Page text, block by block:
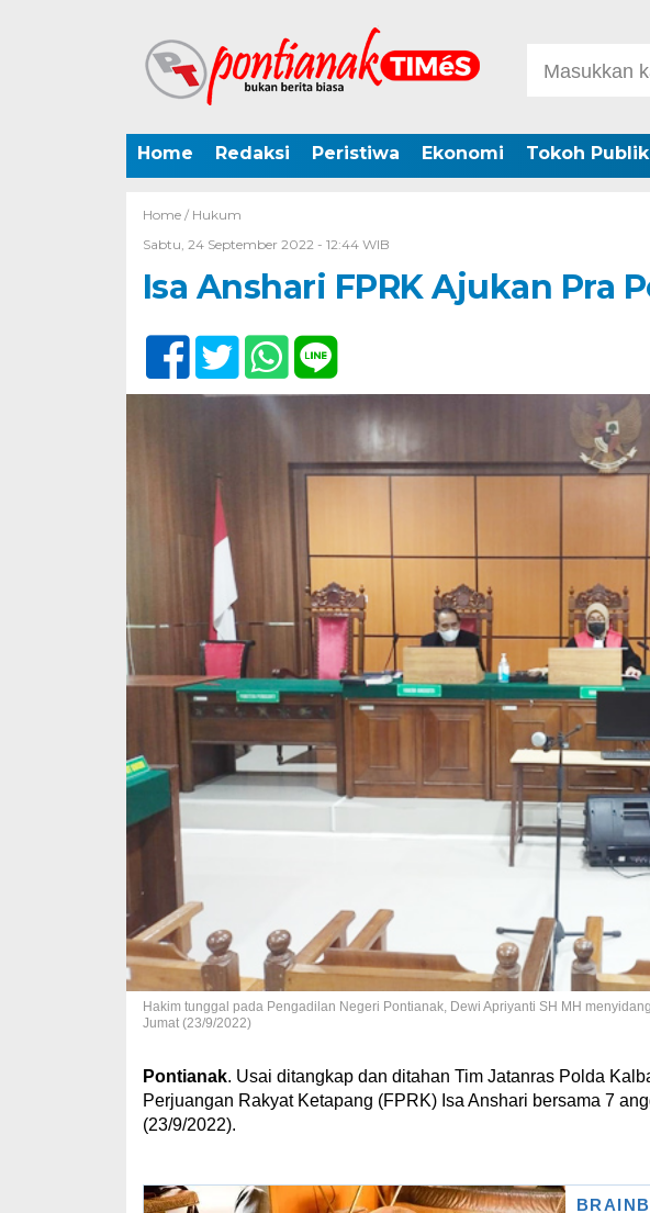
Home Redaksi Peristiwa Ekonomi Tokoh Publik
Home / Hukum
Sabtu, 24 September 2022 - 12:44 WIB
Isa Anshari FPRK Ajukan Pra
Hakim tunggal pada Pengadilan Negeri Pontianak, Dewi Apriyanti SH MH
Jumat (23/9/2022)
Pontianak. Usai ditangkap dan ditahan Tim Jatanras Polda
Perjuangan Rakyat Ketapang (FPRK) Isa Anshari bersama 7
(23/9/2022).